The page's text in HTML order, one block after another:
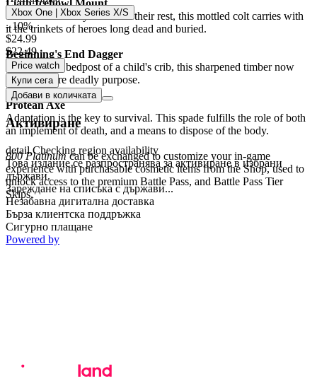
Liath Icehowl Mount
Once used to ferry bodies to their rest, this mottled colt carries with
it the trinkets of heroes long dead and buried.
Beginning's End Dagger
Formerly the bedpost of a child's crib, this sharpened timber now
serves a more deadly purpose.
Protean Axe
Adaptation is the key to survival. This spade fulfills the role of both
an implement of death, and a means to dispose of the body.
800 Platinumcan be exchanged to customize your in-game
experience with purchasable cosmetic items from the Shop, used to
unlock access to the premium Battle Pass, and Battle Pass Tier
Skips.
Xbox One | Xbox Series X/S
- 10%
$24.99
$22.49
Price watch
Купи сега
Добави в количката
Активиране
detail.Checking region availability
Това издание се разпространява за активиране в избрани
държави.
Зареждане на списъка с държави...
Незабавна дигитална доставка
Бърза клиентска поддръжка
Сигурно плащане
Powered by